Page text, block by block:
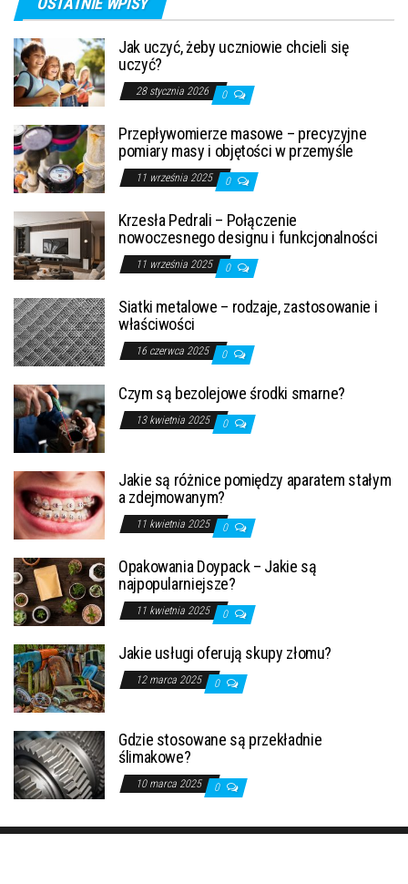
Jak uczyć, żeby uczniowie chcieli się
uczyć?
28 stycznia 2026 0
Przepływomierze masowe – precyzyjne
pomiary masy i objętości w przemyśle
11 września 2025 0
Krzesła Pedrali – Połączenie
nowoczesnego designu i funkcjonalności
11 września 2025 0
Siatki metalowe – rodzaje, zastosowanie i
właściwości
16 czerwca 2025 0
Czym są bezolejowe środki smarne?
13 kwietnia 2025 0
Jakie są różnice pomiędzy aparatem stałym
a zdejmowanym?
11 kwietnia 2025 0
Opakowania Doypack – Jakie są
najpopularniejsze?
11 kwietnia 2025 0
Jakie usługi oferują skupy złomu?
12 marca 2025 0
Gdzie stosowane są przekładnie
ślimakowe?
10 marca 2025 0